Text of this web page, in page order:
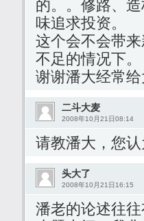
的。。修路、
味追求投资。
这个会不会带
不足的情况下。
谢谢潘大经常
二斗大麦
2008年10月21日08:14
请教潘大，您
头大了
2008年10月21日16:15
潘老的论述往往